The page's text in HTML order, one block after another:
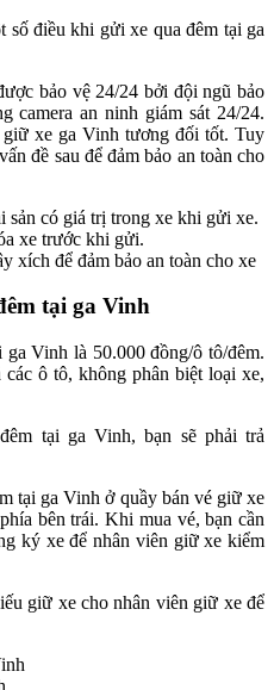
số điều khi gửi xe qua đêm tại ga
bảo vệ 24/24 bởi đội ngũ bảo
camera an ninh giám sát 24/24.
xe ga Vinh tương đối tốt. Tuy
đề sau để đảm bảo an toàn cho
sản có giá trị trong xe khi gửi xe.
xe trước khi gửi.
xích để đảm bảo an toàn cho xe
tại ga Vinh
Vinh là 50.000 đồng/ô tô/đêm.
ô tô, không phân biệt loại xe,
tại ga Vinh, bạn sẽ phải trả
tại ga Vinh ở quầy bán vé giữ xe
bên trái. Khi mua vé, bạn cần
ký xe để nhân viên giữ xe kiểm
giữ xe cho nhân viên giữ xe để